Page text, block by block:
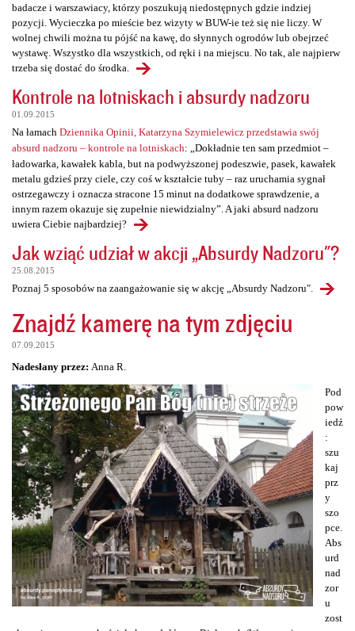
badacze i warszawiacy, którzy poszukują niedostępnych gdzie indziej
pozycji. Wycieczka po mieście bez wizyty w BUW-ie też się nie liczy. W
wolnej chwili można tu pójść na kawę, do słynnych ogrodów lub obejrzeć
wystawę. Wszystko dla wszystkich, od ręki i na miejscu. No tak, ale najpierw
trzeba się dostać do środka.
Kontrole na lotniskach i absurdy nadzoru
01.09.2015
Na łamach Dziennika Opinii, Katarzyna Szymielewicz przedstawia swój
absurd nadzoru – kontrole na lotniskach: „Dokładnie ten sam przedmiot –
ładowarka, kawałek kabla, but na podwyższonej podeszwie, pasek, kawałek
metalu gdzieś przy ciele, czy coś w kształcie tuby – raz uruchamia sygnał
ostrzegawczy i oznacza stracone 15 minut na dodatkowe sprawdzenie, a
innym razem okazuje się zupełnie niewidzialny”. A jaki absurd nadzoru
uwiera Ciebie najbardziej?
Jak wziąć udział w akcji „Absurdy Nadzoru"?
25.08.2015
Poznaj 5 sposobów na zaangażowanie się w akcję „Absurdy Nadzoru".
Znajdź kamerę na tym zdjęciu
07.09.2015
Nadesłany przez: Anna R.
Pod
pow
iedź
:
szu
kaj
prz
y
szo
pce.
Abs
urd
nad
zor
u
zost